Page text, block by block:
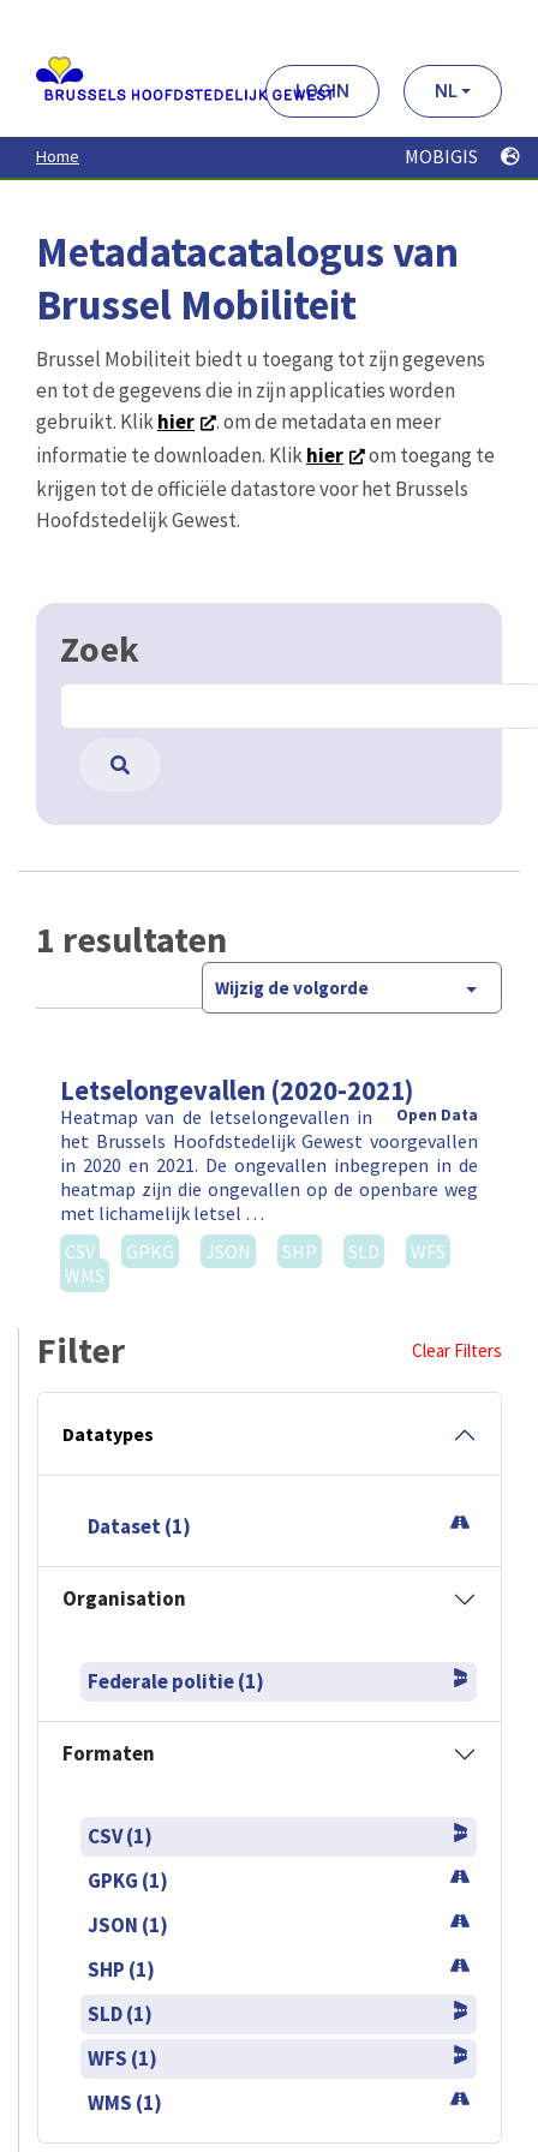
contenu
principal
LOGIN NL
Home MOBIGIS
Metadatacatalogus van
Brussel Mobiliteit
Brussel Mobiliteit biedt u toegang tot zijn gegevens
en tot de gegevens die in zijn applicaties worden
gebruikt. Klikhier
. om de metadata en meer
informatie te downloaden. Klikhier
om toegang te
krijgen tot de officiële datastore voor het Brussels
Hoofdstedelijk Gewest.
Zoek
1 resultaten
Wijzig de volgorde
Letselongevallen (2020-2021)
Open Data
Heatmap van de letselongevallen in
het Brussels Hoofdstedelijk Gewest voorgevallen
in 2020 en 2021. De ongevallen inbegrepen in de
heatmap zijn die ongevallen op de openbare weg
met lichamelijk letsel …
CSV
GPKG JSON SHP SLD
WFS
WMS
Filter Clear Filters
Datatypes
Dataset (1)
Organisation
Federale politie (1)
Formaten
CSV (1)
GPKG (1)
JSON (1)
SHP (1)
SLD (1)
WFS (1)
WMS (1)